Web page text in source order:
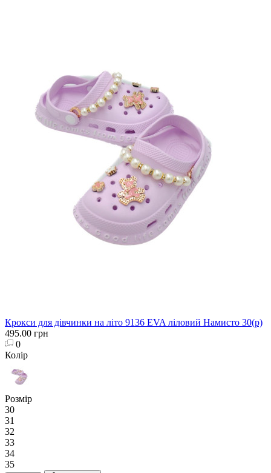
Крокси для дівчинки на літо 9136 EVA ліловий Намисто 30(р)
495.00 грн
0
Колір
Розмір
30
31
32
33
34
35